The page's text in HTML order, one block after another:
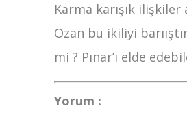
Karma karışık ilişkiler
Ozan bu ikiliyi
mi ? Pınar’ı elde
Yorum :